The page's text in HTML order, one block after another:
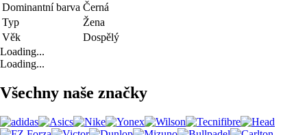
Dominantní barva Černá
Typ
Žena
Věk
Dospělý
Loading...
Loading...
Všechny naše značky